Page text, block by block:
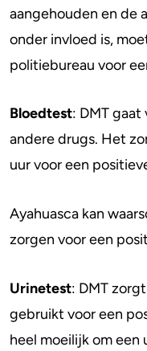
4-FA
Poppers
aangehouden en de
onder invloed is,
politiebureau voor
Bloedtest: DMT
andere drugs. Het
uur voor een
Ayahuasca kan
zorgen voor een
Urinetest: DMT
gebruikt voor een
heel moeilijk om